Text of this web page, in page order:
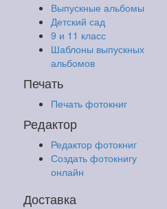
Выпускные альбомы
Детский сад
9 и 11 класс
Шаблоны выпускных
альбомов
Печать
Печать фотокниг
Редактор
Редактор фотокниг
Создать фотокнигу
онлайн
Доставка